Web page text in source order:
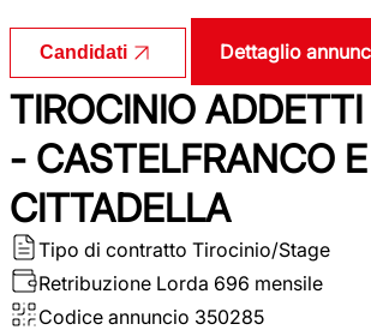
Candidati Dettaglio
TIROCINIO
- CASTELFRANCO E
CITTADELLA
Tipo di contratto Tirocinio/Stage
Retribuzione Lorda 696 mensile
Codice annuncio 350285